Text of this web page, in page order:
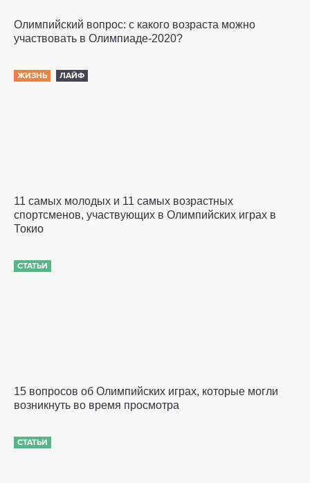
Олимпийский вопрос: с какого возраста можно
участвовать в Олимпиаде-2020?
ЖИЗНЬ ЛАЙФ
11 самых молодых и 11 самых возрастных
спортсменов, участвующих в Олимпийских играх в
Токио
СТАТЬИ
15 вопросов об Олимпийских играх, которые могли
возникнуть во время просмотра
СТАТЬИ